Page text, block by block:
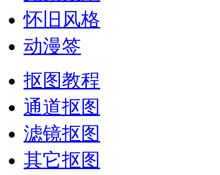
怀旧风格
动漫签
抠图教程
通道抠图
滤镜抠图
其它抠图